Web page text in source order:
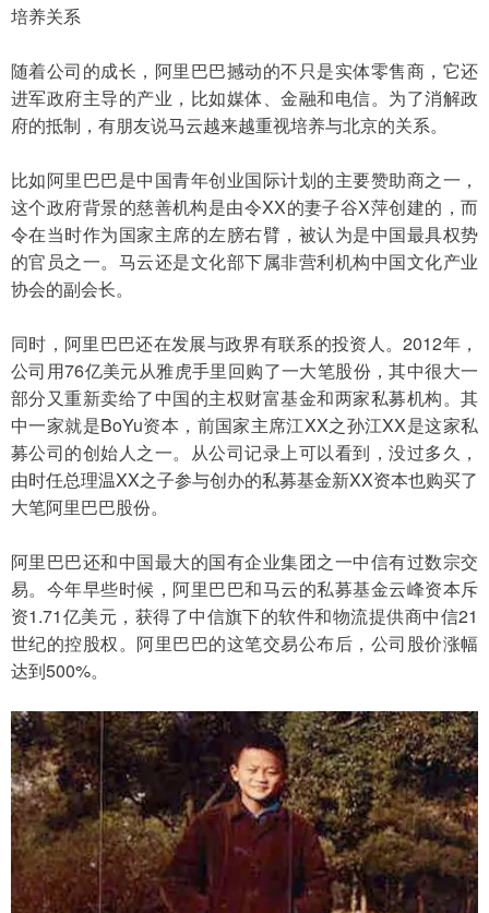
培养关系
随着公司的成长，阿里巴巴撼动的不只是实体零售商，它还
进军政府主导的产业，比如媒体、金融和电信。为了消解政
府的抵制，有朋友说马云越来越重视培养与北京的关系。
比如阿里巴巴是中国青年创业国际计划的主要赞助商之一，
这个政府背景的慈善机构是由令XX的妻子谷X萍创建的，而
令在当时作为国家主席的左膀右臂，被认为是中国最具权势
的官员之一。马云还是文化部下属非营利机构中国文化产业
协会的副会长。
同时，阿里巴巴还在发展与政界有联系的投资人。2012年，
公司用76亿美元从雅虎手里回购了一大笔股份，其中很大一
部分又重新卖给了中国的主权财富基金和两家私募机构。其
中一家就是BoYu资本，前国家主席江XX之孙江XX是这家私
募公司的创始人之一。从公司记录上可以看到，没过多久，
由时任总理温XX之子参与创办的私募基金新XX资本也购买了
大笔阿里巴巴股份。
阿里巴巴还和中国最大的国有企业集团之一中信有过数宗交
易。今年早些时候，阿里巴巴和马云的私募基金云峰资本斥
资1.71亿美元，获得了中信旗下的软件和物流提供商中信21
世纪的控股权。阿里巴巴的这笔交易公布后，公司股价涨幅
达到500%。